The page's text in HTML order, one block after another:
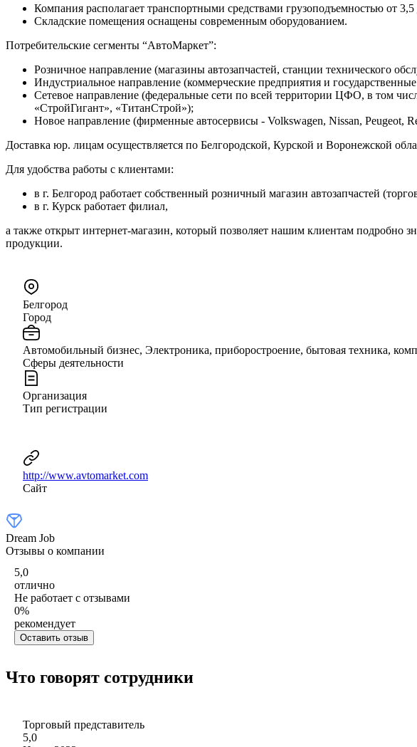
Компания располагает транспортными средствами грузоподъемностью от 3,5
Складские помещения оснащены современным оборудованием.
Потребительские сегменты “АвтоМаркет”:
Розничное направление (магазины автозапчастей, станции технического
Индустриальное направление (коммерческие предприятия и
Сетевое направление (федеральные сети по всей территории ЦФО, в том
«СтройГигант», «ТитанСтрой»);
Новое направление (фирменные автосервисы - Volkswagen, Nissan, Peugeot,
Доставка юр. лицам осуществляется по Белгородской, Курской и Воронежской
Для удобства работы с клиентами:
в г. Белгород работает собственный розничный магазин автозапчастей
в г. Курск работает филиал,
а также открыт интернет-магазин, который позволяет нашим клиентам подробно
продукции.
Белгород
Город
Автомобильный бизнес, Электроника, приборостроение, бытовая техника,
Сферы деятельности
Организация
Тип регистрации
http://www.avtomarket.com
Сайт
Dream Job
Отзывы о компании
5,0
отлично
Не работает с отзывами
0%
рекомендует
Оставить отзыв
Что говорят сотрудники
Торговый представитель
5,0